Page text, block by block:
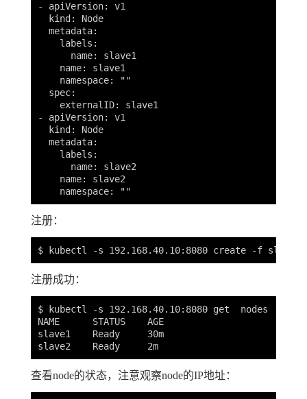
- apiVersion: v1
  kind: Node
  metadata:
    labels:
      name: slave1
    name: slave1
    namespace: ""
  spec:
    externalID: slave1
- apiVersion: v1
  kind: Node
  metadata:
    labels:
      name: slave2
    name: slave2
注册：
注册成功：
$ kubectl -s 192.168.40.10:8080 get  nodes
NAME      STATUS    AGE
slave1    Ready     30m
查看node的状态，注意观察node的IP地址：